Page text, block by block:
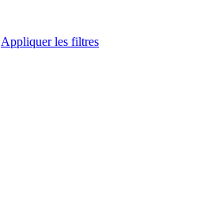
Appliquer les filtres